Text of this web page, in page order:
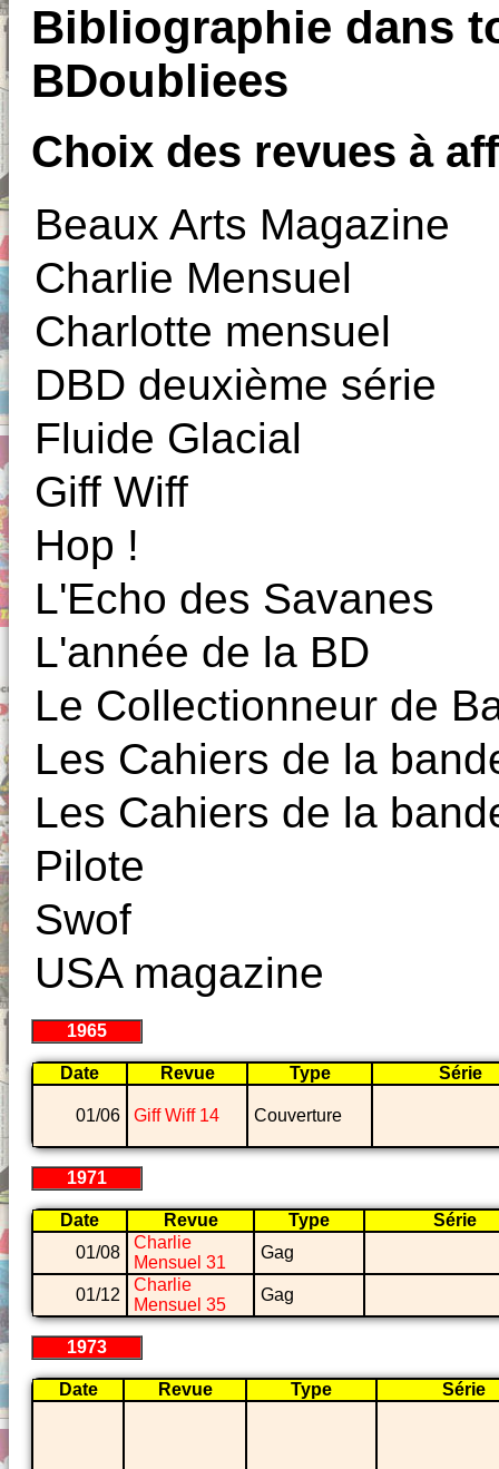
Bibliographie dans
BDoubliees
Choix des revues à
Beaux Arts Magazine
Charlie Mensuel
Charlotte mensuel
DBD deuxième série
Fluide Glacial
Giff Wiff
Hop !
L'Echo des Savanes
L'année de la BD
Le Collectionneur de
Les Cahiers de la
Les Cahiers de la
Pilote
Swof
USA magazine
1965
Date Revue Type Série
01/06 Giff Wiff 14 Couverture
1971
Date Revue Type
Série
01/08
Charlie
Mensuel 31
Gag
01/12
Charlie
Mensuel 35
Gag
1973
Date Revue Type Série